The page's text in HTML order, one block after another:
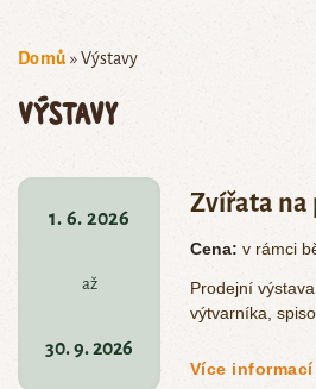
Domů »Výstavy
Výstavy
1. 6. 2026
až
30. 9. 2026
Zvířata na
Cena: v rámci
Prodejní
výtvarníka,
Bezděčky,
Více